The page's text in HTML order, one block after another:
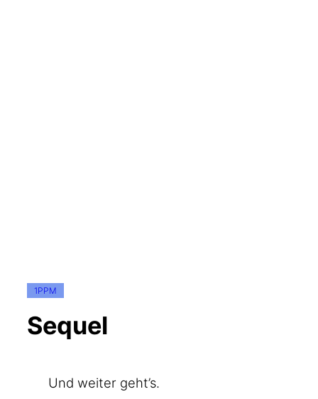
1PPM
Sequel
Und wei­ter geht’s.